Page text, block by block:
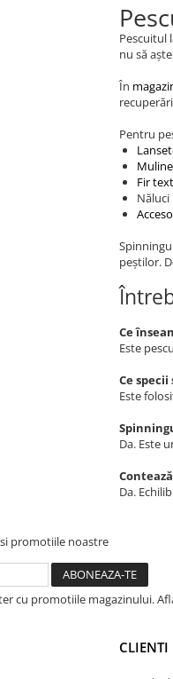
Pescuitul
nu să
În
Pentru
Fir
Năluci
peștilor.
Ce
Este
Ce specii
Este
Da. Este
Da.
promotiile noastre
cu promotiile magazinului.
CLIENTI